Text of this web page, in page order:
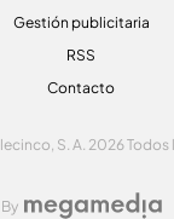
Gestión publicitaria
RSS
Contacto
S. A. 2026
By